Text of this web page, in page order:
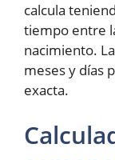
calcula
tiempo entre
nacimiento.
meses y días
exacta.